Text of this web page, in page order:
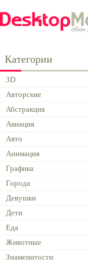
Категории
3D
Авторские
Абстракция
Авиация
Авто
Анимация
Графика
Города
Девушки
Дети
Еда
Животные
Знаменитости